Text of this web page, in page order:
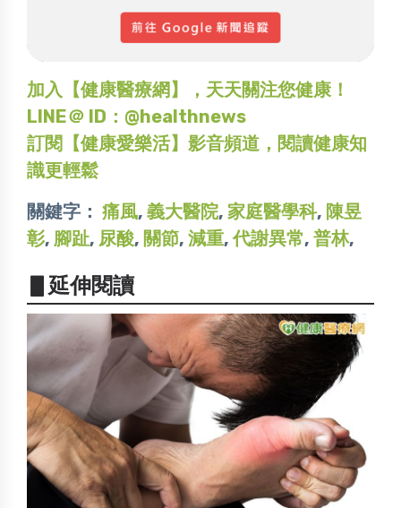
加入【健康醫療網】，天天關注您健康！
LINE＠ ID：@healthnews
訂閱【健康愛樂活】影音頻道，閱讀健康知
識更輕鬆
關鍵字： 痛風, 義大醫院, 家庭醫學科, 陳昱
彰, 腳趾, 尿酸, 關節, 減重,代謝異常, 普林,
▋延伸閱讀